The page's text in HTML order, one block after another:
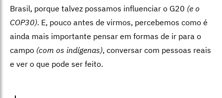
Brasil, porque talvez possamos influenciar o G20 (e o
COP30). E, pouco antes de virmos, percebemos como é
ainda mais importante pensar em formas de ir para o
campo (com os indígenas), conversar com pessoas reais
e ver o que pode ser feito.